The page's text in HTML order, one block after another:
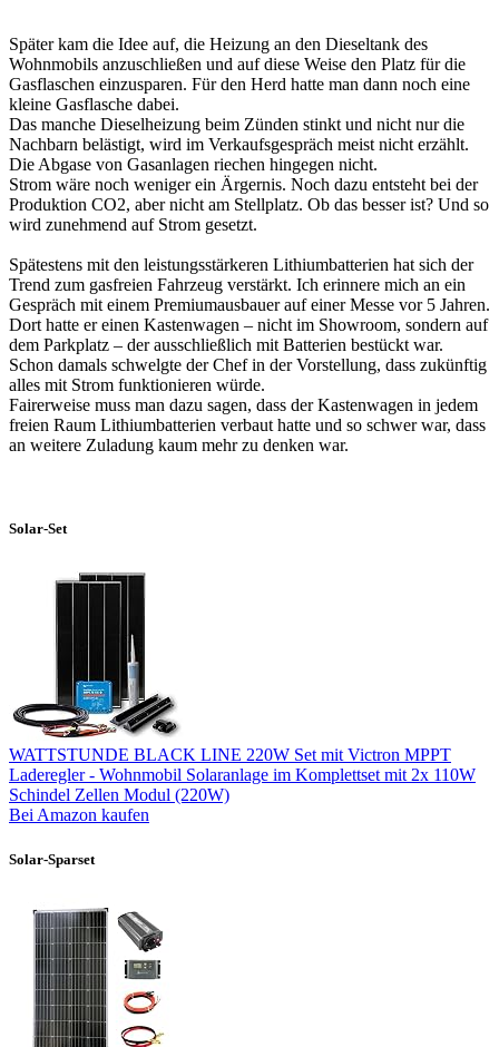
Später kam die Idee auf, die Heizung an den Dieseltank des
Wohnmobils anzuschließen und auf diese Weise den Platz für die
Gasflaschen einzusparen. Für den Herd hatte man dann noch eine
kleine Gasflasche dabei.
Das manche Dieselheizung beim Zünden stinkt und nicht nur die
Nachbarn belästigt, wird im Verkaufsgespräch meist nicht erzählt.
Die Abgase von Gasanlagen riechen hingegen nicht.
Strom wäre noch weniger ein Ärgernis. Noch dazu entsteht bei der
Produktion CO2, aber nicht am Stellplatz. Ob das besser ist? Und so
wird zunehmend auf Strom gesetzt.
Spätestens mit den leistungsstärkeren Lithiumbatterien hat sich der
Trend zum gasfreien Fahrzeug verstärkt. Ich erinnere mich an ein
Gespräch mit einem Premiumausbauer auf einer Messe vor 5 Jahren.
Dort hatte er einen Kastenwagen – nicht im Showroom, sondern auf
dem Parkplatz – der ausschließlich mit Batterien bestückt war.
Schon damals schwelgte der Chef in der Vorstellung, dass zukünftig
alles mit Strom funktionieren würde.
Fairerweise muss man dazu sagen, dass der Kastenwagen in jedem
freien Raum Lithiumbatterien verbaut hatte und so schwer war, dass
an weitere Zuladung kaum mehr zu denken war.
Solar-Set
WATTSTUNDE BLACK LINE 220W Set mit Victron MPPT
Laderegler - Wohnmobil Solaranlage im Komplettset mit 2x 110W
Schindel Zellen Modul (220W)
Bei Amazon kaufen
Solar-Sparset